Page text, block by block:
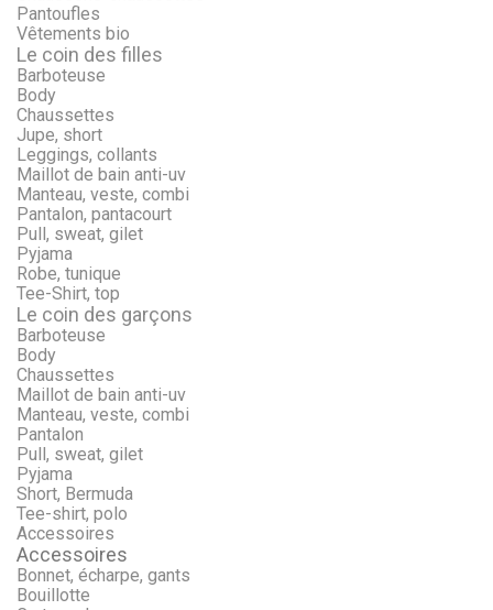
Pantoufles
Vêtements bio
Le coin des filles
Barboteuse
Body
Chaussettes
Jupe, short
Leggings, collants
Maillot de bain anti-uv
Manteau, veste, combi
Pantalon, pantacourt
Pull, sweat, gilet
Pyjama
Robe, tunique
Tee-Shirt, top
Le coin des garçons
Barboteuse
Body
Chaussettes
Maillot de bain anti-uv
Manteau, veste, combi
Pantalon
Pull, sweat, gilet
Pyjama
Short, Bermuda
Tee-shirt, polo
Accessoires
Accessoires
Bonnet, écharpe, gants
Bouillotte